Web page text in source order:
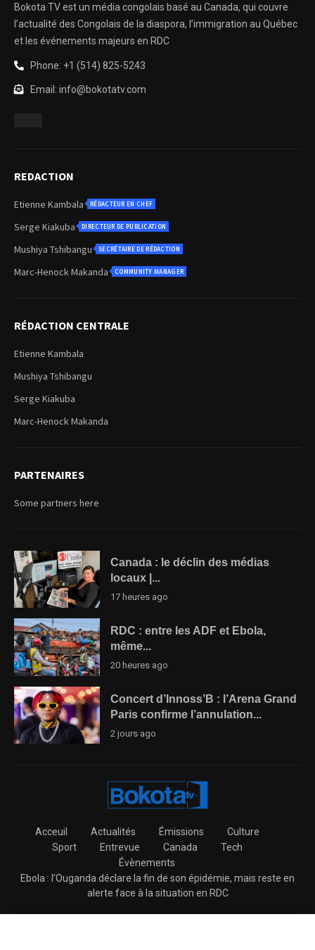
Bokota TV est un média congolais basé au Canada, qui couvre
l’actualité des Congolais de la diaspora, l’immigration au Québec
et les événements majeurs en RDC
Phone: +1 (514) 825-5243
Email: info@bokotatv.com
REDACTION
Etienne Kambala RÉDACTEUR EN CHEF
Serge Kiakuba DIRECTEUR DE PUBLICATION
Mushiya Tshibangu SECRÉTAIRE DE RÉDACTION
Marc-Henock Makanda COMMUNITY MANAGER
RÉDACTION CENTRALE
Etienne Kambala
Mushiya Tshibangu
Serge Kiakuba
Marc-Henock Makanda
PARTENAIRES
Some partners here
Canada : le déclin des médias
locaux |...
17 heures ago
RDC : entre les ADF et Ebola,
même...
20 heures ago
Concert d’Innoss’B : l’Arena Grand
Paris confirme l’annulation...
2 jours ago
Acceuil Actualités Émissions
Culture
Sport
Entrevue Canada
Tech
Évènements
Ebola : l’Ouganda déclare la fin de son épidémie, mais reste en
alerte face à la situation en RDC